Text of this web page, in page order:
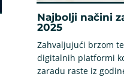
Najbolji načini
2025
Zahvaljujući brzom
digitalnih platformi
zaradu raste iz